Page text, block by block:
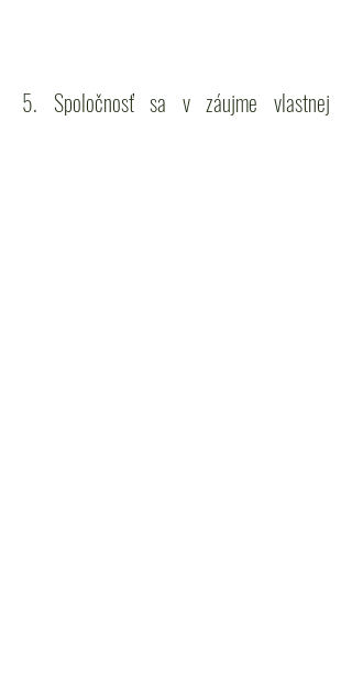
5. Spoločnosť sa v záujme vlastnej